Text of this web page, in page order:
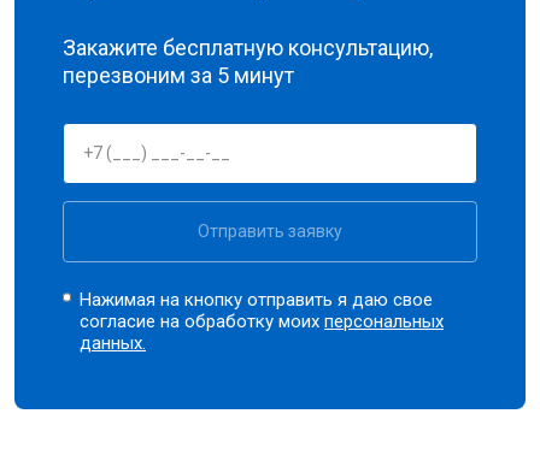
Закажите бесплатную консультацию,
перезвоним за 5 минут
Отправить заявку
Нажимая на кнопку отправить я даю свое
согласие на обработку моихперсональных
данных.